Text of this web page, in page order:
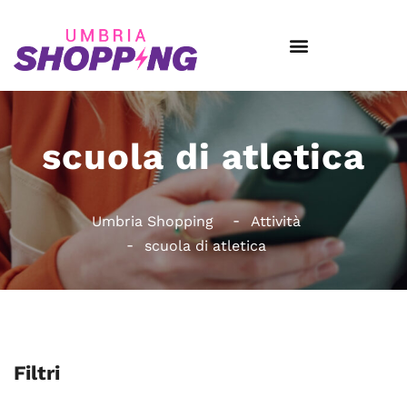
scuola di atletica
Umbria Shopping
Attività
scuola di atletica
Filtri